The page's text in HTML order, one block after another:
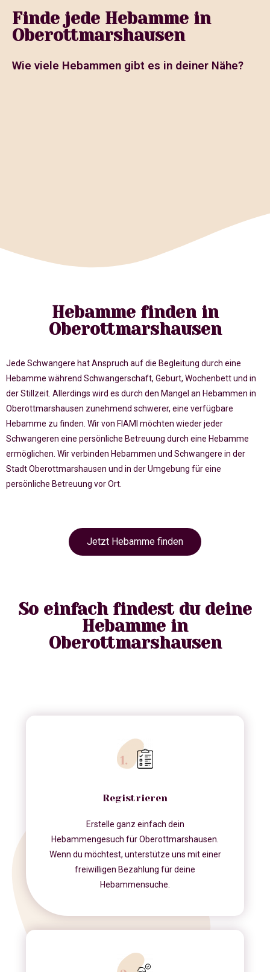
Finde jede Hebamme in
Oberottmarshausen
Wie viele Hebammen gibt es in deiner Nähe?
Hebamme finden in
Oberottmarshausen
Jede Schwangere hat Anspruch auf die Begleitung durch eine
Hebamme während Schwangerschaft, Geburt, Wochenbett und in
der Stillzeit. Allerdings wird es durch den Mangel an Hebammen in
Oberottmarshausen zunehmend schwerer, eine verfügbare
Hebamme zu finden. Wir von FIAMI möchten wieder jeder
Schwangeren eine persönliche Betreuung durch eine Hebamme
ermöglichen. Wir verbinden Hebammen und Schwangere in der
Stadt Oberottmarshausen und in der Umgebung für eine
persönliche Betreuung vor Ort.
Jetzt Hebamme finden
So einfach findest du deine
Hebamme in
Oberottmarshausen
Registrieren
Erstelle ganz einfach dein
Hebammengesuch für Oberottmarshausen.
Wenn du möchtest, unterstütze uns mit einer
freiwilligen Bezahlung für deine
Hebammensuche.